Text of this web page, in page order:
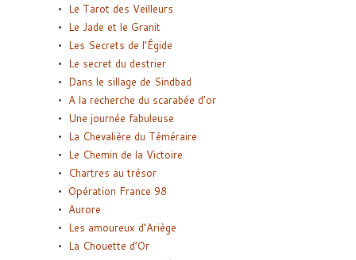
Le Tarot des Veilleurs
Le Jade et le Granit
Les Secrets de l’Égide
Le secret du destrier
Dans le sillage de Sindbad
A la recherche du scarabée d’or
Une journée fabuleuse
La Chevalière du Téméraire
Le Chemin de la Victoire
Chartres au trésor
Opération France 98
Aurore
Les amoureux d’Ariège
La Chouette d’Or